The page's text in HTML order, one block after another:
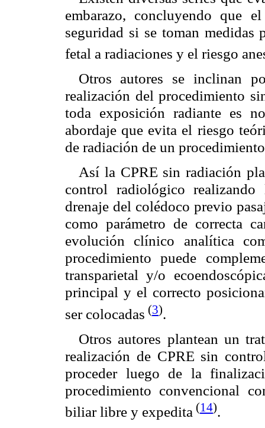
embarazo, concluyendo que
seguridad si se toman medidas
fetal a radiaciones y el riesgo
Otros autores se inclinan
realización del procedimiento
toda exposición radiante es
abordaje que evita el riesgo
de radiación de un
Así la CPRE sin radiación
control radiológico
drenaje del colédoco previo
como parámetro de correcta
evolución clínico analítica
procedimiento puede
transparietal y/o
principal y el correcto
ser colocadas (3).
Otros autores plantean un
realización de CPRE sin
proceder luego de la
procedimiento convencional
biliar libre y expedita (14).